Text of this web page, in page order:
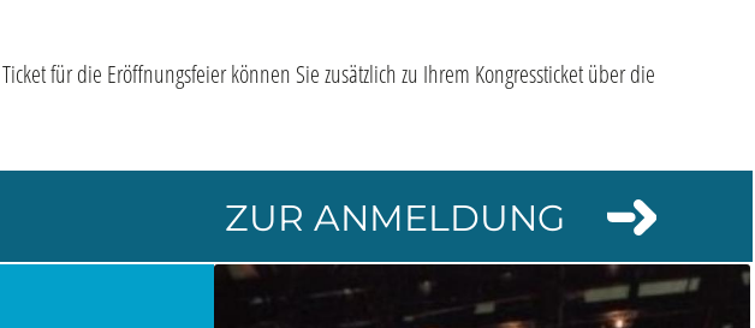
für die Eröffnungsfeier können Sie zusätzlich zu Ihrem Kongressticket über die
ZUR ANMELDUNG